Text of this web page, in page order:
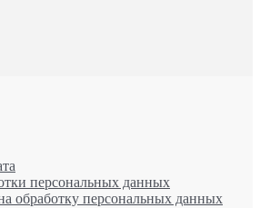
персональных данных
обработку персональных данных